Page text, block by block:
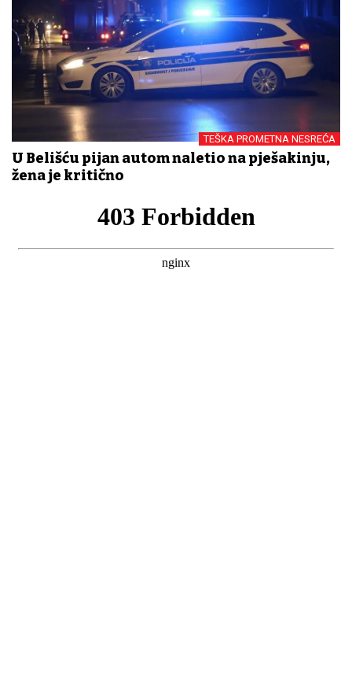
TEŠKA PROMETNA NESREĆA
U Belišću pijan autom naletio na pješakinju,
žena je kritično